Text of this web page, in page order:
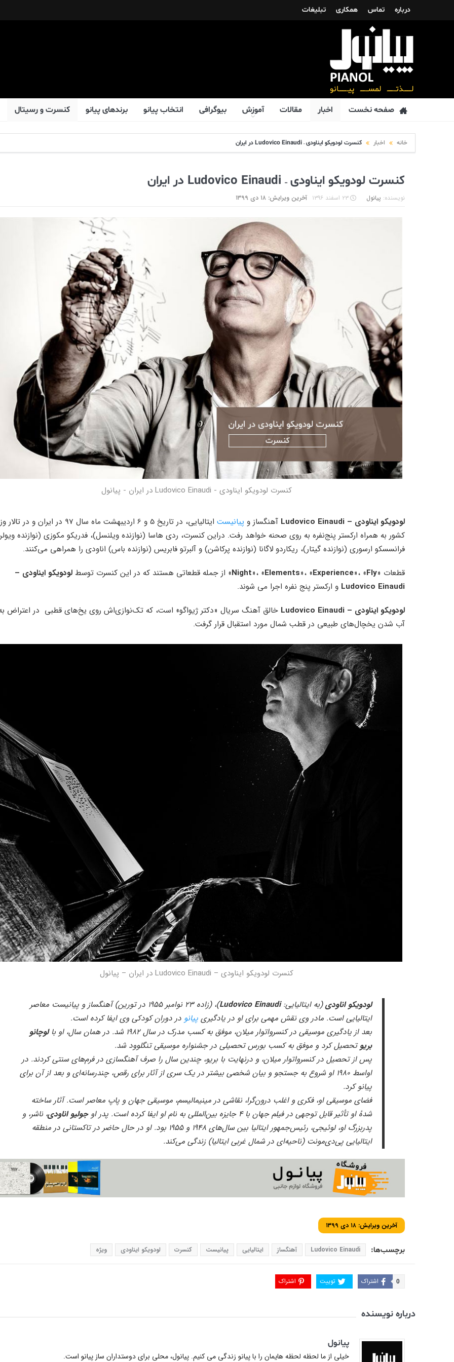
درباره تماس همکاری تبلیغات
صفحه نخست اخبار مقالات آموزش بیوگرافی انتخاب پیانو برندهای پیانو کنسرت و رسیتال
خانه اخبار کنسرت لودویکو ایناودی – Ludovico Einaudi در ایران
کنسرت لودویکو ایناودی – Ludovico Einaudi در ایران
نویسنده: پیانول ۲۳ اسفند ۱۳۹۶ آخرین ویرایش: ۱۸ دی ۱۳۹۹
کنسرت لودویکو ایناودی - Ludovico Einaudi در ایران - پیانول
لودویکو ایناودی – Ludovico Einaudi آهنگساز و پیانیست
ایتالیایی، در تاریخ 5 و 6 اردیبهشت ماه سال 97 در ایران و
کشور به همراه ارکستر پنج‌نفره به روی صحنه خواهد رفت. دراین کنسرت، ردی هاسا (نوازنده ویلنسل)، فدریکو مکوزی (نوازنده
فرانسسکو ارسوری (نوازنده گیتار)، ریکاردو لاگانا (نوازنده پرکاشن) و آلبرتو فابریس (نوازنده باس) اناودی را همراهی می‌کنند.
قطعات «
Night»، «Elements»، «Experience»، «Fly » از جمله قطعاتی هستند که در این کنسرت توسطلودویکو ایناودی –
Ludovico Einaudi و ارکستر پنج نفره اجرا می شوند.
لودویکو ایناودی – Ludovico Einaudi
خالق آهنگ سریال «دکتر ژیواگو» است، که تک‌نوازی‌اش روی یخ‌های قطبی در اعتراض
آب شدن یخچال‌های طبیعی در قطب شمال مورد استقبال قرار گرفت.
کنسرت لودویکو ایناودی – Ludovico Einaudi در ایران – پیانول
لودویکو اناودی(به ایتالیایی: Ludovico Einaudi
)، (زاده ۲۳ نوامبر ۱۹۵۵ در تورین) آهنگساز و پیانیست معاصر
ایتالیایی است. مادر وی نقش مهمی برای او در یادگیریپیانو در دوران کودکی وی ایفا کرده است.
بعد از یادگیری موسیقی در کنسرواتوار میلان، موفق به کسب مدرک در سال ۱۹۸۲ شد. در همان سال، او با
لوچانو
بریوتحصیل کرد و موفق به کسب بورس تحصیلی در جشنواره موسیقی تنگلوود شد.
پس از تحصیل در کنسرواتوار میلان، و درنهایت با بریو، چندین سال را صرف آهنگسازی در فرم‌های سنتی کردند. در
اواسط ۱۹۸۰ او شروع به جستجو و بیان شخصی بیشتر در یک سری از آثار برای رقص، چندرسانه‌ای و بعد از آن برای
پیانو کرد.
فضای موسیقی او، فکری و اغلب درون‌گرا، نقاشی در مینیمالیسم، موسیقی جهان و پاپ معاصر است. آثار ساخته
شدهٔ او تأثیر قابل توجهی در فیلم جهان با ۴ جایزه بین‌المللی به نام او ایفا کرده است. پدر او
جولیو اناودی، ناشر، و
پدربزرگ او، لوئیجی، رئیس‌جمهور ایتالیا بین سال‌های ۱۹۴۸ و ۱۹۵۵ بود. او در حال حاضر در تاکستانی در منطقه
ایتالیایی پی‌دی‌مونت (ناحیه‌ای در شمال غربی ایتالیا) زندگی می‌کند.
آخرین ویرایش: ۱۸ دی ۱۳۹۹
برچسب‌ها: Ludovico Einaudi آهنگساز ایتالیایی پیانیست کنسرت لودویکو ایناودی ویژه
اشتراک 0 توییت اشتراک
درباره نویسنده
پیانول
خیلی از ما لحظه لحظه هایمان را با پیانو زندگی می کنیم. پیانول، محلی برای دوستداران ساز پیانو است.
انتخاب یک استاد پیانوی جواد معروفی
آشنایی با ساختار داخلی و مکانیزم پیانو
های آکوستیک